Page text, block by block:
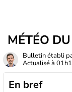
MÉTÉO
Bulletin établi
Actualisé à
En bref